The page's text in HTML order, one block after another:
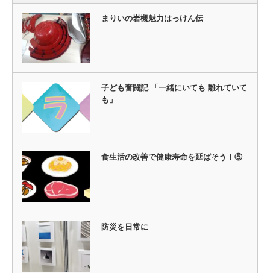
まりいの岩槻魅力はっけん伝
子ども奮闘記 「一緒にいても 離れていて
も」
食生活の改善で健康寿命を延ばそう！⑤
防災を日常に